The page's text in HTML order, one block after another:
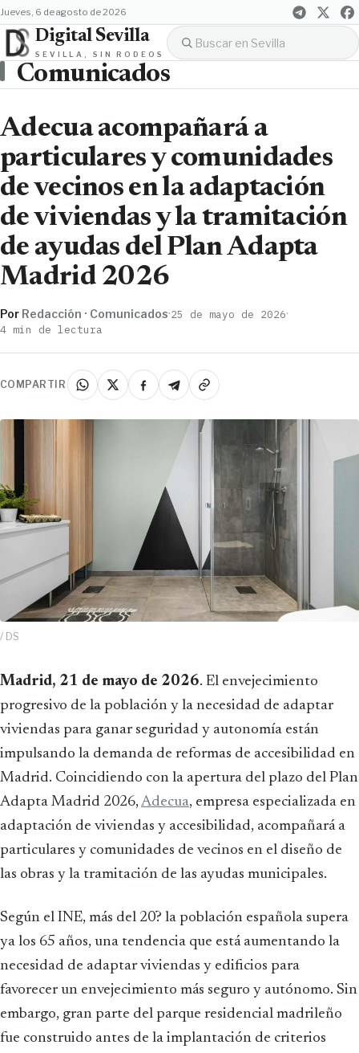
jueves, 6 de agosto de 2026
Digital Sevilla
SEVILLA, SIN RODEOS
Comunicados
Adecua acompañará a
particulares y comunidades
de vecinos en la adaptación
de viviendas y la tramitación
de ayudas del Plan Adapta
Madrid 2026
Por Redacción · Comunicados·25 de mayo de 2026·
4 min de lectura
COMPARTIR
/ DS
Madrid, 21 de mayo de 2026. El envejecimiento
progresivo de la población y la necesidad de adaptar
viviendas para ganar seguridad y autonomía están
impulsando la demanda de reformas de accesibilidad en
Madrid. Coincidiendo con la apertura del plazo del Plan
Adapta Madrid 2026,Adecua, empresa especializada en
adaptación de viviendas y accesibilidad, acompañará a
particulares y comunidades de vecinos en el diseño de
las obras y la tramitación de las ayudas municipales.
Según el INE, más del 20? la población española supera
ya los 65 años, una tendencia que está aumentando la
necesidad de adaptar viviendas y edificios para
favorecer un envejecimiento más seguro y autónomo. Sin
embargo, gran parte del parque residencial madrileño
fue construido antes de la implantación de criterios